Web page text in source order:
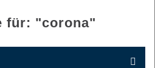
für: "corona"